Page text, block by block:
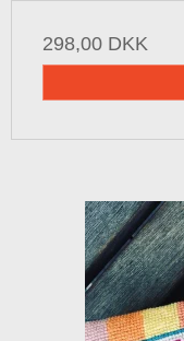
298,00 DKK